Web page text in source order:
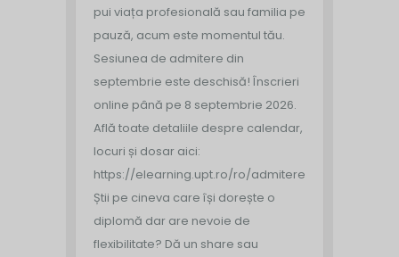
pui viața profesională sau familia pe
pauză, acum este momentul tău.
Sesiunea de admitere din
septembrie este deschisă! Înscrieri
online până pe 8 septembrie 2026.
Află toate detaliile despre calendar,
locuri și dosar aici:
https://elearning.upt.ro/ro/admitere/
Știi pe cineva care își dorește o
diplomă dar are nevoie de
flexibilitate? Dă un share sau